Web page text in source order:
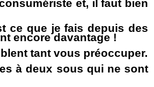
et, il faut bien
ce que je fais depuis des
encore davantage !
tant vous préoccuper.
à deux sous qui ne sont